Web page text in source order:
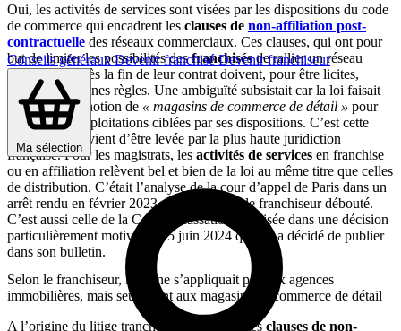
Conseils générauxDevenir franchiséDevenir franchiseur
Ma sélection
Oui, les activités de services sont visées par les dispositions du code
de commerce qui encadrent les clauses de non-affiliation post-
contractuelle des réseaux commerciaux. Ces clauses, qui ont pour
but de limiter les possibilités desfranchisésde rallier un réseau
concurrent après la fin de leur contrat doivent, pour être licites,
respecter certaines règles. Une ambiguïté subsistait car la loi faisait
référence à la notion de « magasins de commerce de détail » pour
désigner les exploitations ciblées par ses dispositions. C’est cette
ambiguïté qui vient d’être levée par la plus haute juridiction
française. Pour les magistrats, les activités de services en franchise
ou en affiliation relèvent bel et bien de la loi au même titre que celles
de distribution. C’était l’analyse de la cour d’appel de Paris dans un
arrêt rendu en février 2023 et contesté par le franchiseur débouté.
C’est aussi celle de la Cour de cassation, précisée dans une décision
particulièrement motivée du 5 juin 2024 qu’elle a décidé de publier
dans son bulletin.
Selon le franchiseur, la loi ne s’appliquait pas aux agences
immobilières, mais seulement aux magasins de commerce de détail
A l’origine du litige tranché par la justice : les clauses de non-